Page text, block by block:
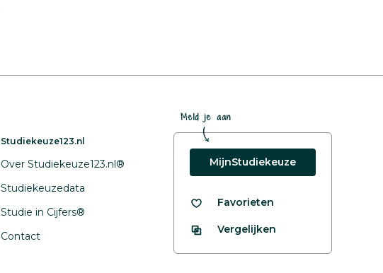
Studiekeuze123.nl
Over Studiekeuze123.nl®
Studiekeuzedata
Studie in Cijfers®
Contact
Meld je aan
MijnStudiekeuze
Favorieten
Vergelijken